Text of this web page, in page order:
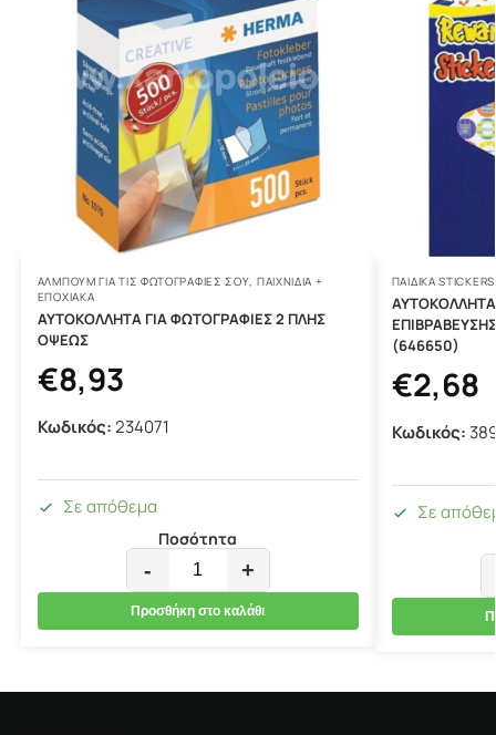
ΑΛΜΠΟΥΜ ΓΙΑ ΤΙΣ ΦΩΤΟΓΡΑΦΙΕΣ ΣΟΥ, ΠΑΙΧΝΙΔΙΑ +
ΕΠΟΧΙΑΚΑ
ΑΥΤΟΚΟΛΛΗΤΑ ΓΙΑ ΦΩΤΟΓΡΑΦΙΕΣ 2 ΠΛΗΣ
ΟΨΕΩΣ
€8,93
Κωδικός:234071
Σε απόθεμα
Ποσότητα
- +
Προσθήκη στο καλάθι
ΠΑΙΔΙΚΑ STICKERS
(646650)
€2,68
Κωδικός:
Σε